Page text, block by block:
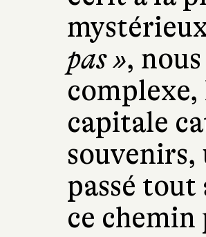
pas »,
capitale
passé
ce chemin